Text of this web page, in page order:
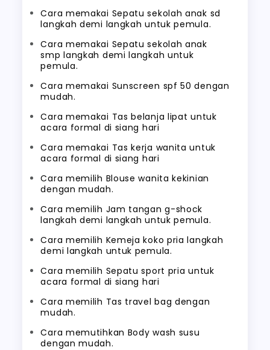
Cara memakai Sepatu sekolah anak sd
langkah demi langkah untuk pemula.
Cara memakai Sepatu sekolah anak
smp langkah demi langkah untuk
pemula.
Cara memakai Sunscreen spf 50 dengan
mudah.
Cara memakai Tas belanja lipat untuk
acara formal di siang hari
Cara memakai Tas kerja wanita untuk
acara formal di siang hari
Cara memilih Blouse wanita kekinian
dengan mudah.
Cara memilih Jam tangan g-shock
langkah demi langkah untuk pemula.
Cara memilih Kemeja koko pria langkah
demi langkah untuk pemula.
Cara memilih Sepatu sport pria untuk
acara formal di siang hari
Cara memilih Tas travel bag dengan
mudah.
Cara memutihkan Body wash susu
dengan mudah.